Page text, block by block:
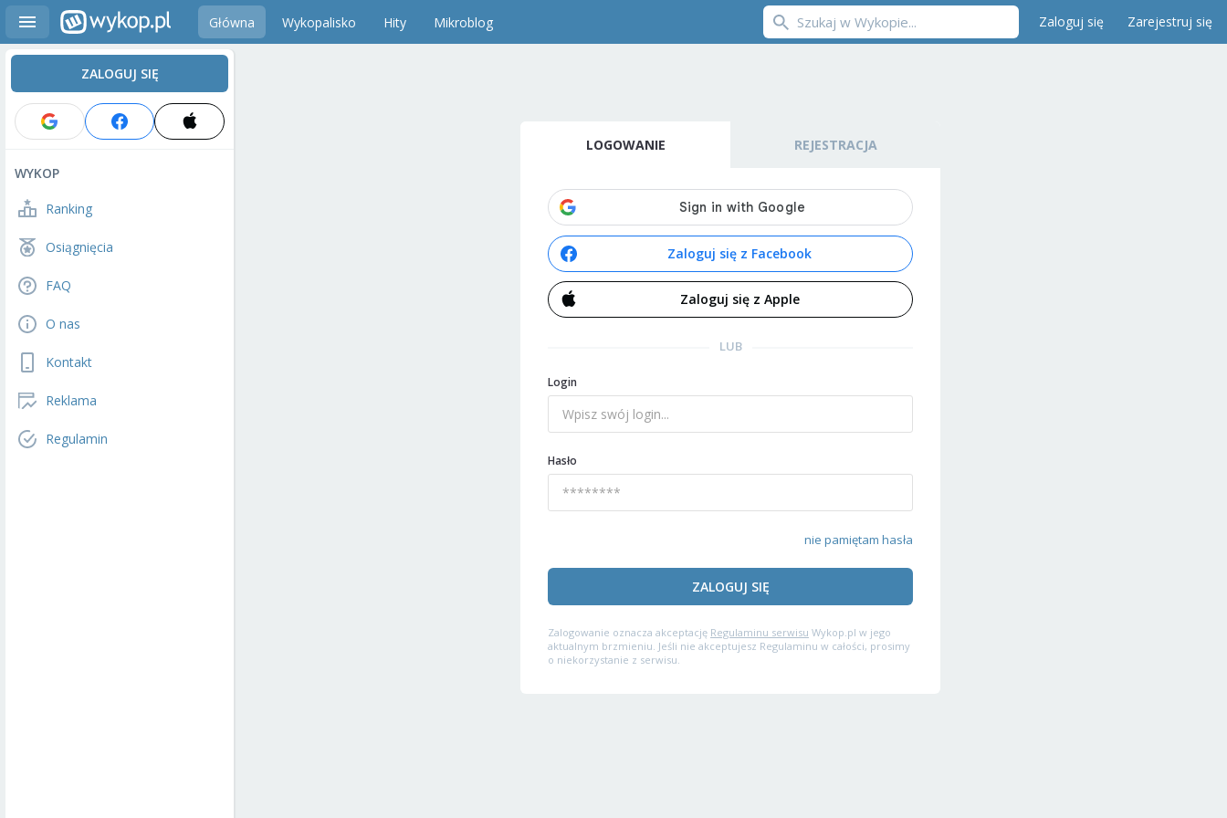
Główna Wykopalisko Hity Mikroblog Zaloguj się Zarejestruj się
ZALOGUJ SIĘ
WYKOP
Ranking
Osiągnięcia
FAQ
O nas
Kontakt
Reklama
Regulamin
LOGOWANIE REJESTRACJA
Zaloguj się z Facebook
Zaloguj się z Apple
LUB
Login
Hasło
nie pamiętam hasła
ZALOGUJ SIĘ
Zalogowanie oznacza akceptację Regulaminu serwisu Wykop.pl w jego
aktualnym brzmieniu. Jeśli nie akceptujesz Regulaminu w całości, prosimy
o niekorzystanie z serwisu.